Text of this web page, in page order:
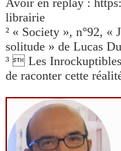
Avoir en replay :
librairie
² « Society », n°92, «
solitude » de Lucas
³  Les
de raconter cette